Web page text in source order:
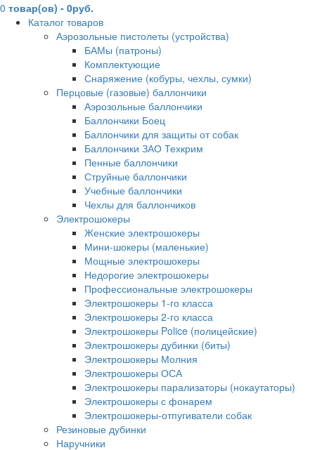
0 товар(ов) - 0руб.
Каталог товаров
Аэрозольные пистолеты (устройства)
БАМы (патроны)
Комплектующие
Снаряжение (кобуры, чехлы, сумки)
Перцовые (газовые) баллончики
Аэрозольные баллончики
Баллончики Боец
Баллончики для защиты от собак
Баллончики ЗАО Техкрим
Пенные баллончики
Струйные баллончики
Учебные баллончики
Чехлы для баллончиков
Электрошокеры
Женские электрошокеры
Мини-шокеры (маленькие)
Мощные электрошокеры
Недорогие электрошокеры
Профессиональные электрошокеры
Электрошокеры 1-го класса
Электрошокеры 2-го класса
Электрошокеры Police (полицейские)
Электрошокеры дубинки (биты)
Электрошокеры Молния
Электрошокеры ОСА
Электрошокеры парализаторы (нокаутаторы)
Электрошокеры с фонарем
Электрошокеры-отпугиватели собак
Резиновые дубинки
Наручники